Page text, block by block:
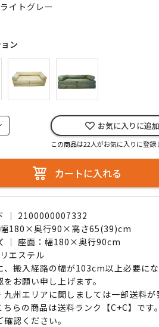
イトグレー
ン
お気に入りに追加
この商品は22人がお気に入りに登録
カートに入れる
｜ 2100000007332
幅180×奥行90×高さ65(39)cm
｜ 座面：幅180×奥行90cm
エステル
、搬入経路の幅が103cm以上必要に
お願い申し上げます。
州エリアに関しましては一部送料が
ちらの商品は送料ランク【C+C】です
確認ください。